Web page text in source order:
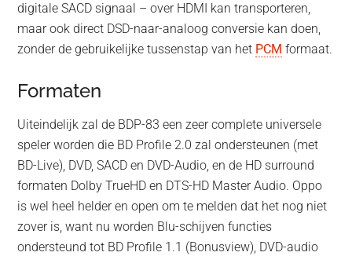
digitale SACD signaal – over HDMI kan transporteren,
maar ook direct DSD-naar-analoog conversie kan doen,
zonder de gebruikelijke tussenstap van het PCM formaat.
Formaten
Uiteindelijk zal de BDP-83 een zeer complete universele
speler worden die BD Profile 2.0 zal ondersteunen (met
BD-Live), DVD, SACD en DVD-Audio, en de HD surround
formaten Dolby TrueHD en DTS-HD Master Audio. Oppo
is wel heel helder en open om te melden dat het nog niet
zover is, want nu worden Blu-schijven functies
ondersteund tot BD Profile 1.1 (Bonusview), DVD-audio